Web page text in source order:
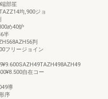
部笙
均,900ジョ
め40炉
半
判
フリージョイン
自在コー
導
序